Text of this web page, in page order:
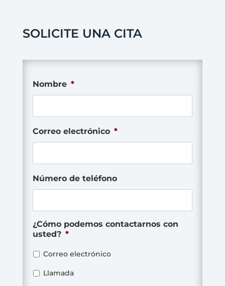
SOLICITE UNA CITA
Nombre *
Correo electrónico *
Número de teléfono
¿Cómo podemos contactarnos con
usted? *
Correo electrónico
Llamada